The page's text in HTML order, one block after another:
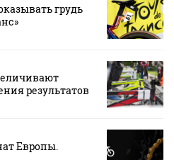
грудь
результатов
Европы.